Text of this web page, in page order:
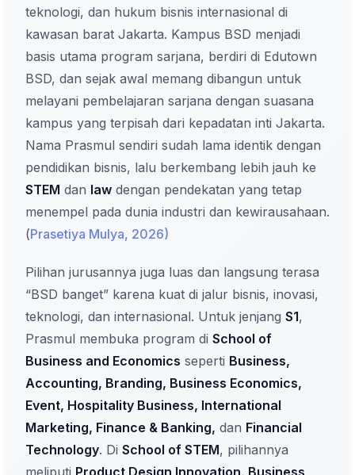
teknologi, dan hukum bisnis internasional di
kawasan barat Jakarta. Kampus BSD menjadi
basis utama program sarjana, berdiri di Edutown
BSD, dan sejak awal memang dibangun untuk
melayani pembelajaran sarjana dengan suasana
kampus yang terpisah dari kepadatan inti Jakarta.
Nama Prasmul sendiri sudah lama identik dengan
pendidikan bisnis, lalu berkembang lebih jauh ke
STEM dan law dengan pendekatan yang tetap
menempel pada dunia industri dan kewirausahaan.
(Prasetiya Mulya, 2026)
Pilihan jurusannya juga luas dan langsung terasa
“BSD banget” karena kuat di jalur bisnis, inovasi,
teknologi, dan internasional. Untuk jenjang S1,
Prasmul membuka program di School of
Business and Economics seperti Business,
Accounting, Branding, Business Economics,
Event, Hospitality Business, International
Marketing, Finance & Banking, dan Financial
Technology. Di School of STEM, pilihannya
meliputi Product Design Innovation, Business